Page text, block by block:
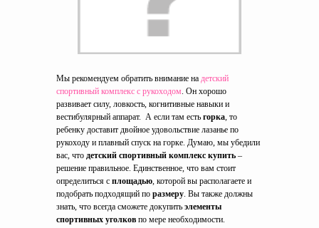
Мы рекомендуем обратить внимание на детский
спортивный комплекс с рукоходом. Он хорошо
развивает силу, ловкость, когнитивные навыки и
вестибулярный аппарат. А если там есть горка, то
ребенку доставит двойное удовольствие лазанье по
рукоходу и плавный спуск на горке. Думаю, мы убедили
вас, что детский спортивный комплекс купить –
решение правильное. Единственное, что вам стоит
определиться с площадью, которой вы располагаете и
подобрать подходящий по размеру. Вы также должны
знать, что всегда сможете докупить элементы
спортивных уголков по мере необходимости.